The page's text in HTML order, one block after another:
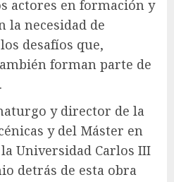
actores en formación y
la necesidad de
desafíos que,
forman parte de
y director de la
y del Máster en
Universidad Carlos III
detrás de esta obra